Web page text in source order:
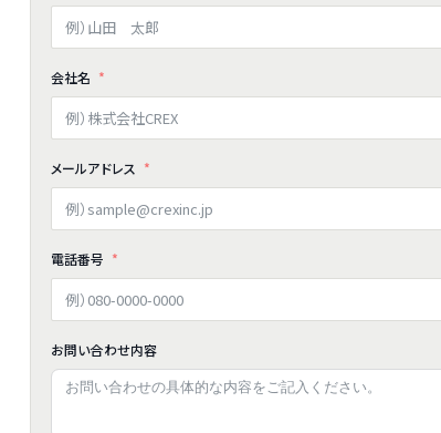
会社名
メールアドレス
電話番号
お問い合わせ内容